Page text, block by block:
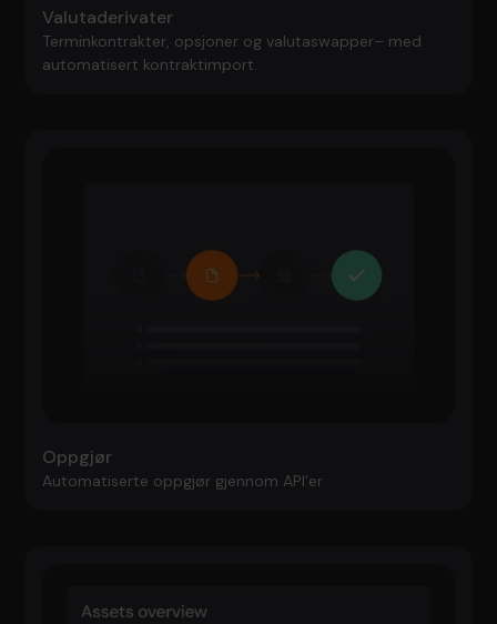
Valutaderivater
Terminkontrakter, opsjoner og valutaswapper– med
automatisert kontraktimport.
Oppgjør
Automatiserte oppgjør gjennom API’er